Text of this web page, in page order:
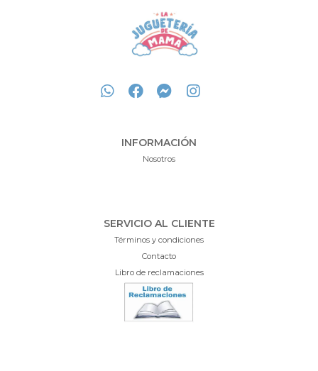
INFORMACIÓN
Nosotros
SERVICIO AL CLIENTE
Términos y condiciones
Contacto
Libro de reclamaciones